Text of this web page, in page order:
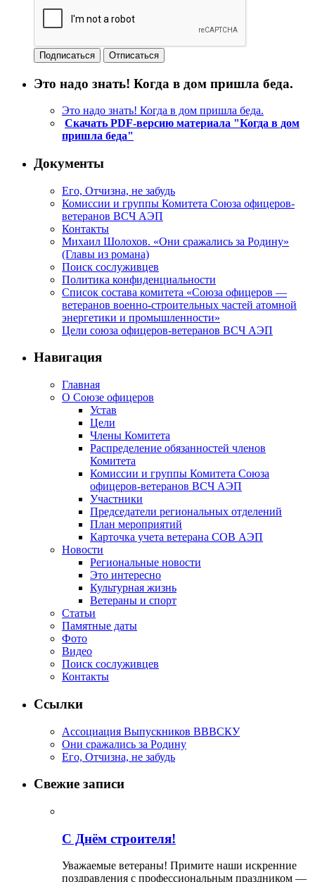
Это надо знать! Когда в дом пришла беда.
Это надо знать! Когда в дом пришла беда.
Скачать PDF-версию материала "Когда в дом
пришла беда"
Документы
Его, Отчизна, не забудь
Комиссии и группы Комитета Союза офицеров-
ветеранов ВСЧ АЭП
Контакты
Михаил Шолохов. «Они сражались за Родину»
(Главы из романа)
Поиск сослуживцев
Политика конфиденциальности
Список состава комитета «Союза офицеров —
ветеранов военно-строительных частей атомной
энергетики и промышленности»
Цели союза офицеров-ветеранов ВСЧ АЭП
Навигация
Главная
О Союзе офицеров
Устав
Цели
Члены Комитета
Распределение обязанностей членов
Комитета
Комиссии и группы Комитета Союза
офицеров-ветеранов ВСЧ АЭП
Участники
Председатели региональных отделений
План мероприятий
Карточка учета ветерана CОВ АЭП
Новости
Региональные новости
Это интересно
Культурная жизнь
Ветераны и спорт
Статьи
Памятные даты
Фото
Видео
Поиск сослуживцев
Контакты
Ссылки
Ассоциация Выпускников ВВВСКУ
Они сражались за Родину
Его, Отчизна, не забудь
Свежие записи
С Днём строителя!
Уважаемые ветераны! Примите наши искренние
поздравления с профессиональным праздником —